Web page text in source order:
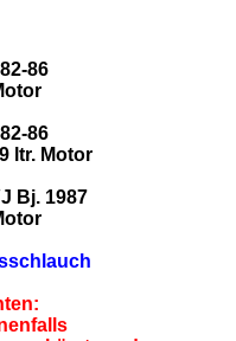
86
86
ltr. Motor
Bj. 1987